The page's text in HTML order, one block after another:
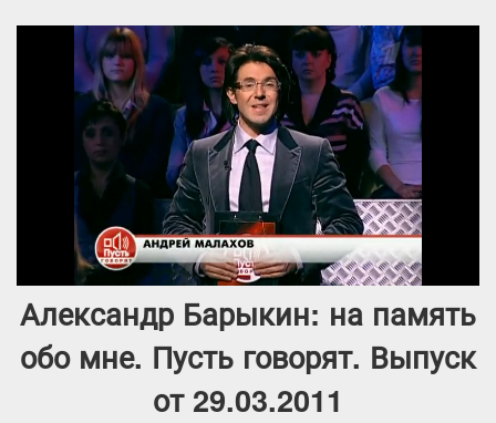
Александр Барыкин: на память
обо мне. Пусть говорят. Выпуск
от 29.03.2011